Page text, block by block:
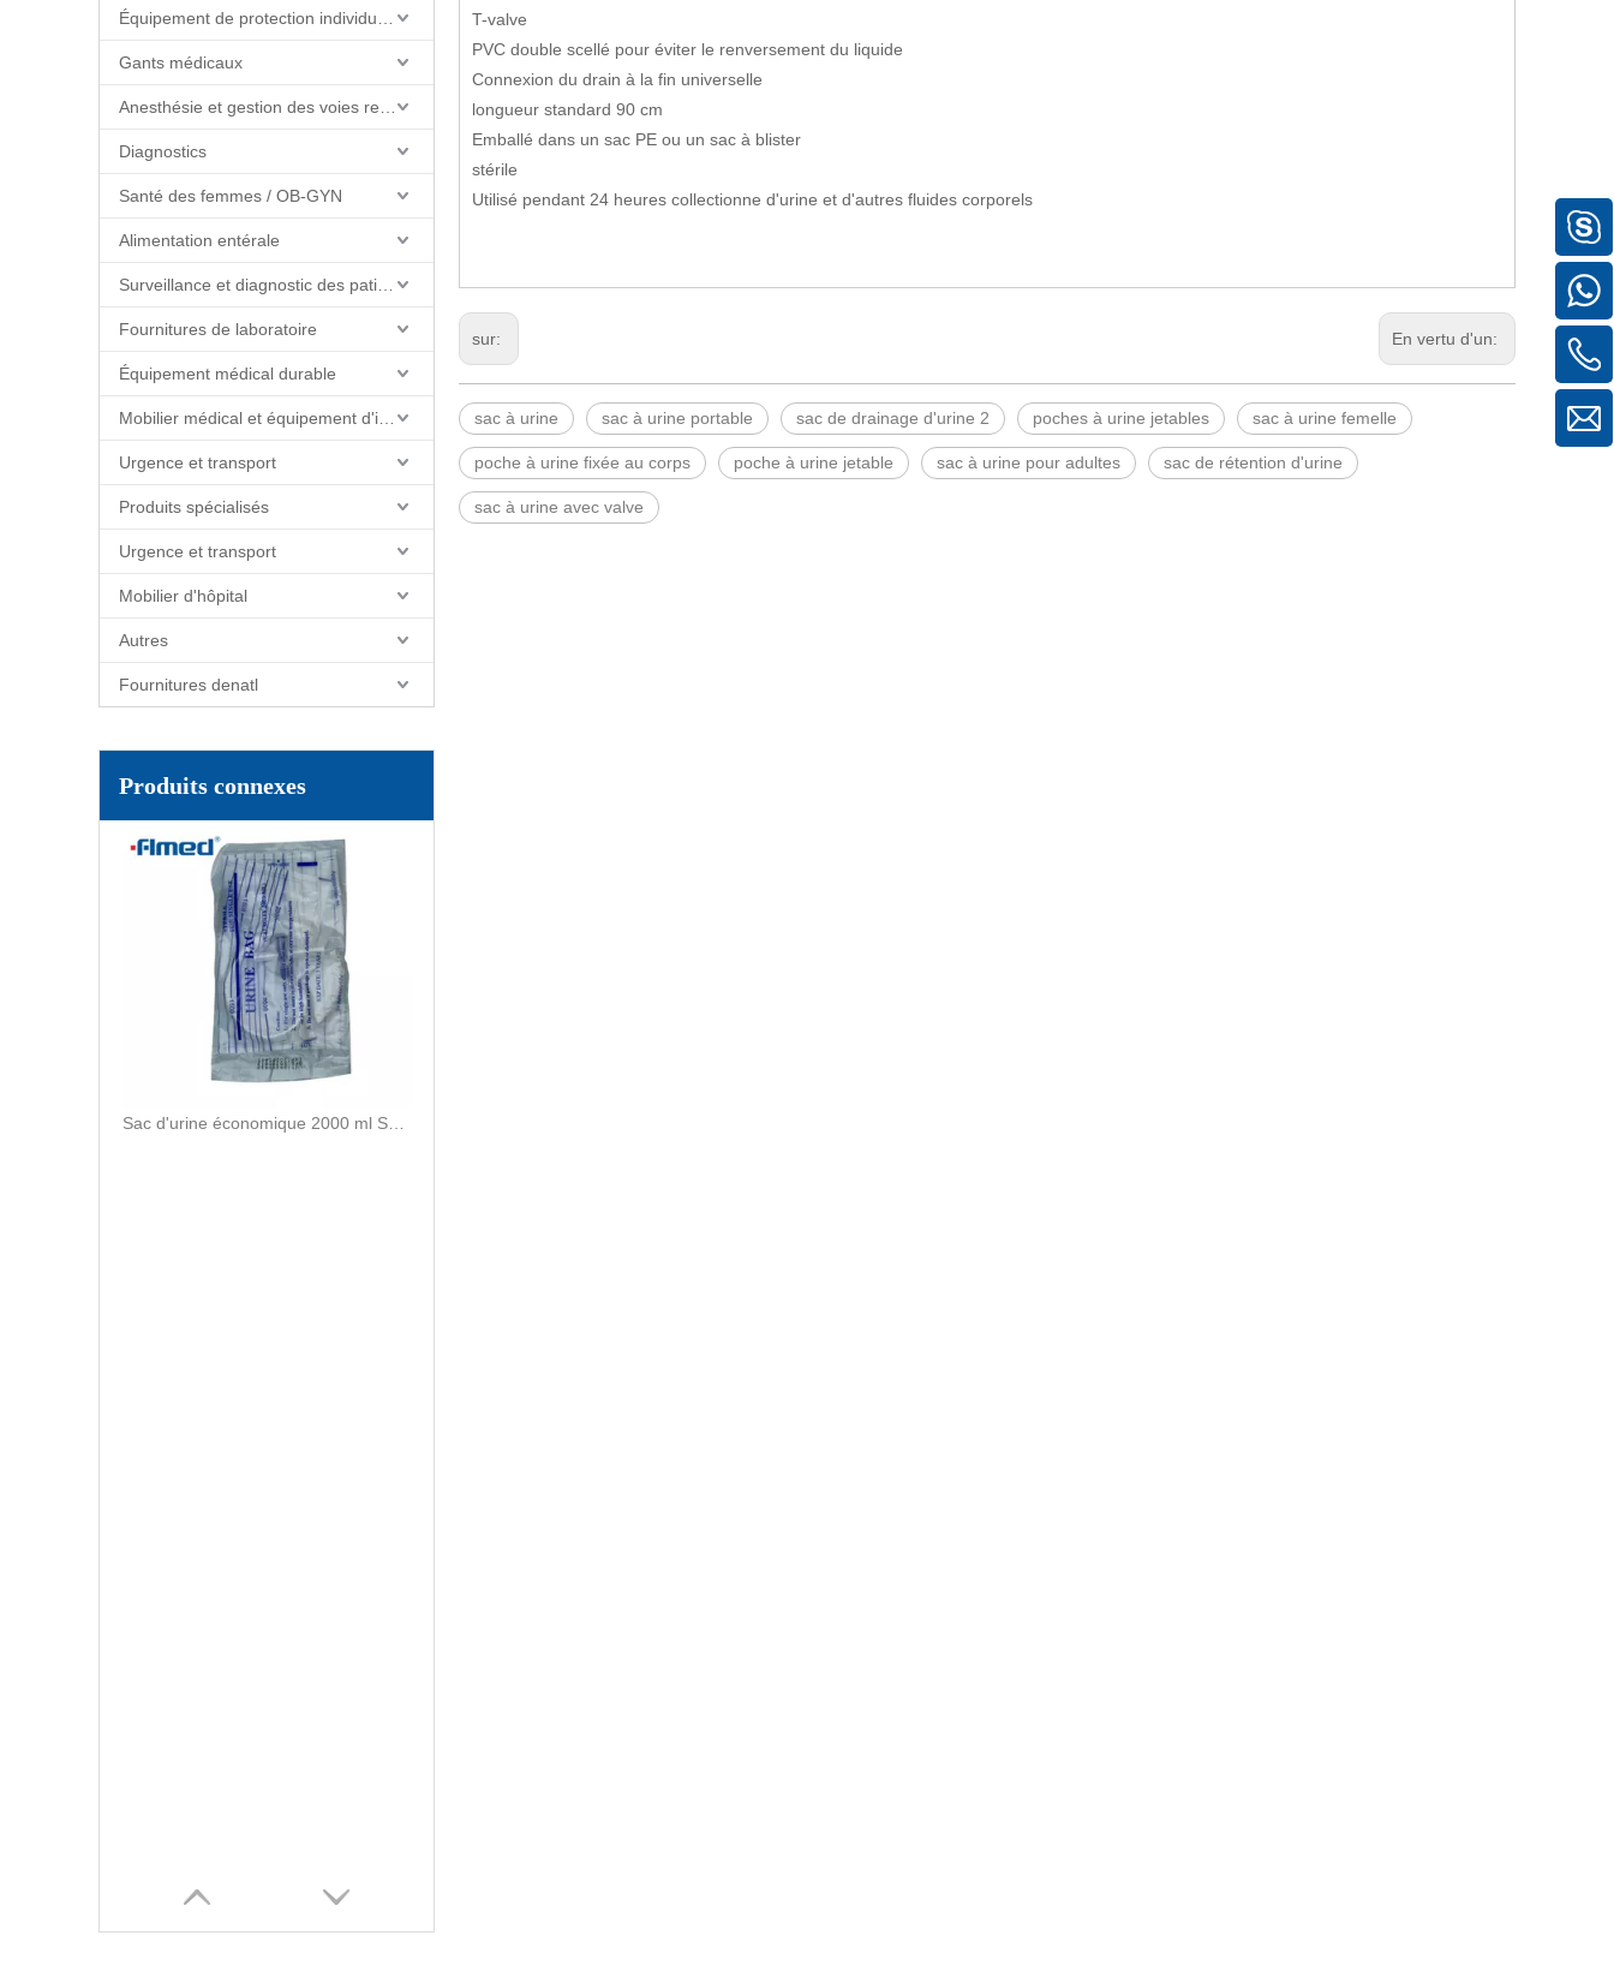
Gants médicaux
Diagnostics
Santé des femmes / OB-GYN
Alimentation entérale
Fournitures de laboratoire
Équipement médical durable
Urgence et transport
Produits spécialisés
Urgence et transport
Mobilier d'hôpital
Autres
Fournitures denatl
Produits connexes
T-valve
PVC double scellé pour éviter le renversement du liquide
Connexion du drain à la fin universelle
longueur standard 90 cm
Emballé dans un sac PE ou un sac à blister
stérile
Utilisé pendant 24 heures collectionne d'urine et d'autres fluides corporels
sur: En vertu d'un:
sac à urine sac à urine portable sac de drainage d'urine 2 poches à urine jetables sac à urine femelle
poche à urine fixée au corps poche à urine jetable sac à urine pour adultes sac de rétention d'urine
sac à urine avec valve